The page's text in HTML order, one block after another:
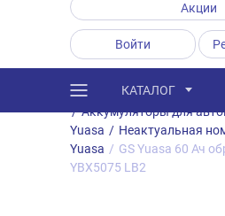
Акции
Войти
КАТАЛОГ
Каталог / Товары
/ Аккумуляторы для
Yuasa / Неактуальная
Yuasa / GS Yuasa 60 Ач
YBX5075 LB2